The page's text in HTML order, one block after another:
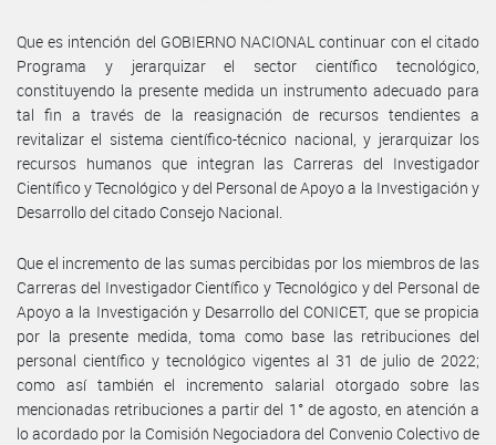
Que es intención del GOBIERNO NACIONAL continuar con el citado
Programa y jerarquizar el sector científico tecnológico,
constituyendo la presente medida un instrumento adecuado para
tal fin a través de la reasignación de recursos tendientes a
revitalizar el sistema científico-técnico nacional, y jerarquizar los
recursos humanos que integran las Carreras del Investigador
Científico y Tecnológico y del Personal de Apoyo a la Investigación y
Desarrollo del citado Consejo Nacional.
Que el incremento de las sumas percibidas por los miembros de las
Carreras del Investigador Científico y Tecnológico y del Personal de
Apoyo a la Investigación y Desarrollo del CONICET, que se propicia
por la presente medida, toma como base las retribuciones del
personal científico y tecnológico vigentes al 31 de julio de 2022;
como así también el incremento salarial otorgado sobre las
mencionadas retribuciones a partir del 1° de agosto, en atención a
lo acordado por la Comisión Negociadora del Convenio Colectivo de